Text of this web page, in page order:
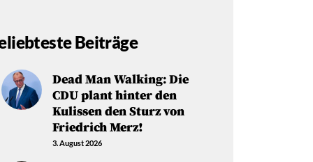
Beiträge
Dead Man Walking: Die
CDU plant hinter den
Kulissen den Sturz von
Friedrich Merz!
3. August 2026